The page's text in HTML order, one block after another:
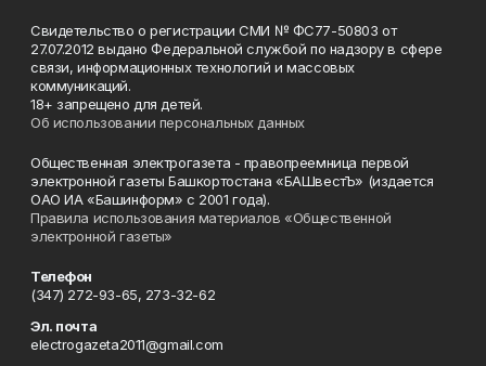
Свидетельство о регистрации СМИ № ФС77-50803 от
27.07.2012 выдано Федеральной службой по надзору в сфере
связи, информационных технологий и массовых
коммуникаций.
18+ запрещено для детей.
Об использовании персональных данных
Общественная электрогазета - правопреемница первой
электронной газеты Башкортостана «БАШвестЪ» (издается
ОАО ИА «Башинформ» с 2001 года).
Правила использования материалов «Общественной
электронной газеты»
Телефон
(347) 272-93-65, 273-32-62
Эл. почта
electrogazeta2011@gmail.com